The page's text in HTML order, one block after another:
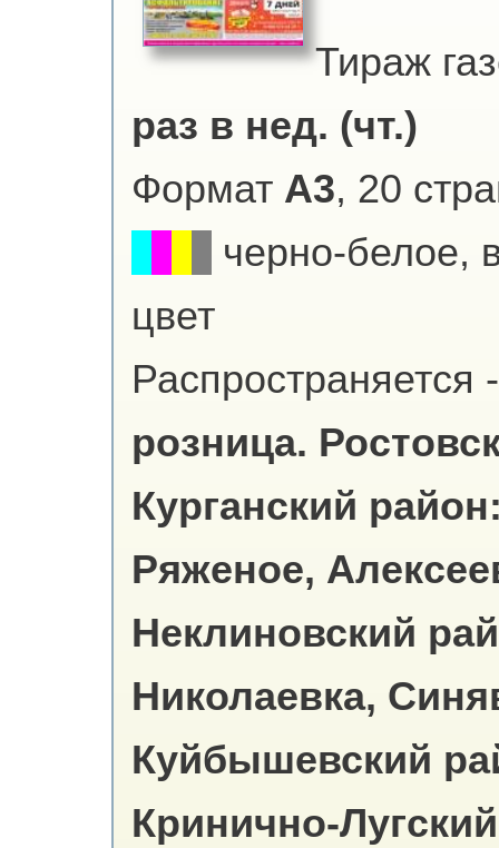
Тираж
раз в нед. (чт.)
Формат А3, 20
черно-белое,
цвет
Распространяется -
розница.
Курганский
Ряженое,
Неклиновский
Николаевка,
Куйбышевский
Кринично-